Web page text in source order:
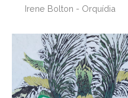
Irene Bolton - Orquídia